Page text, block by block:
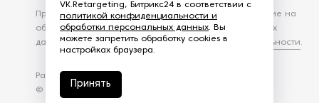
Разработка сайта —
© 2026 – Eurasia Group. Все права защищены
Продолжая использовать наш сайт, вы даете согласие на
обработку файлов Cookies и других пользовательских
данных, в соответствии сПолитикой конфиденциальности.
VK.Retargeting, Битрикс24 в соответствии с
политикой конфиденциальности и
обработки персональных данных. Вы
можете запретить обработку cookies в
настройках браузера.
Принять